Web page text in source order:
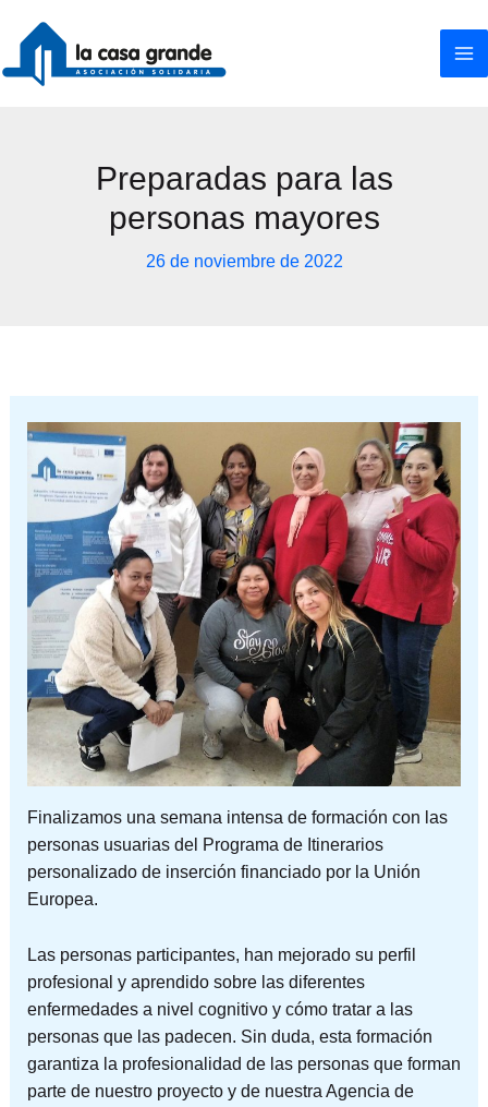
contenido
Preparadas para las
personas mayores
26 de noviembre de 2022
Finalizamos una semana intensa de formación con las
personas usuarias del Programa de Itinerarios
personalizado de inserción financiado por la Unión
Europea.
Las personas participantes, han mejorado su perfil
profesional y aprendido sobre las diferentes
enfermedades a nivel cognitivo y cómo tratar a las
personas que las padecen. Sin duda, esta formación
garantiza la profesionalidad de las personas que forman
parte de nuestro proyecto y de nuestra Agencia de